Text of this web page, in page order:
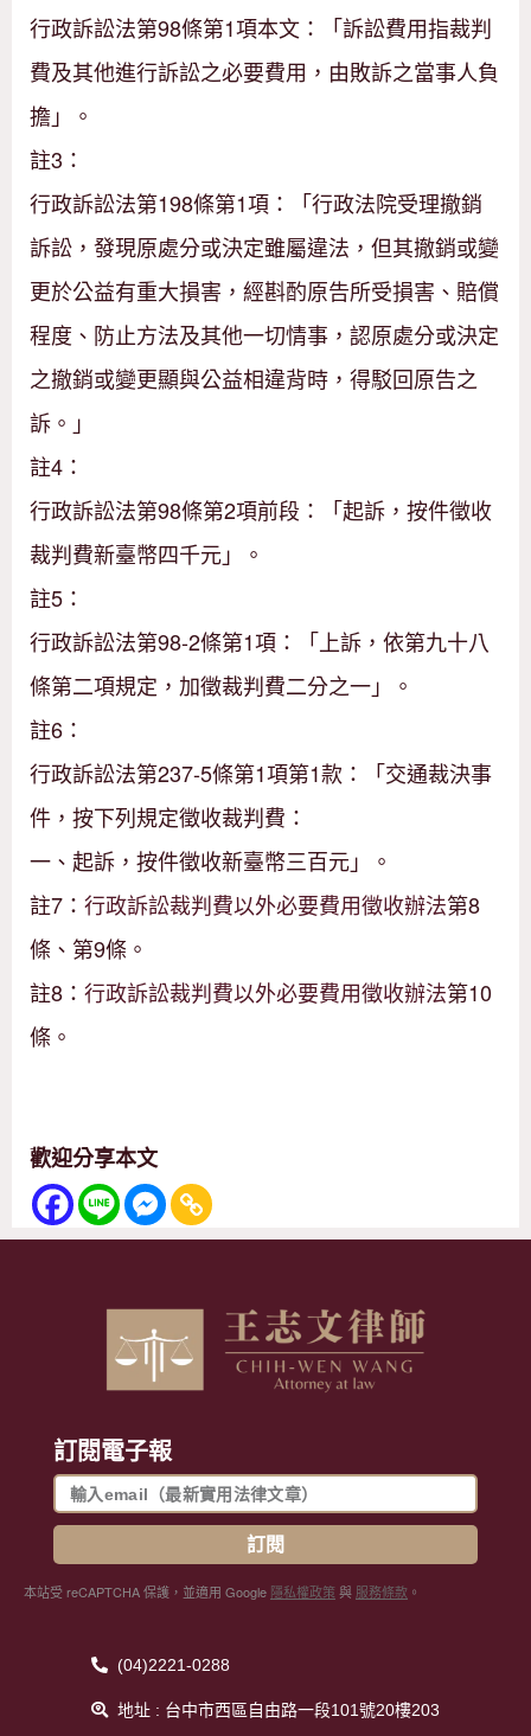
行政訴訟法第98條第1項本文：「訴訟費用指裁判
費及其他進行訴訟之必要費用，由敗訴之當事人負
擔」。
註3：
行政訴訟法第198條第1項：「行政法院受理撤銷
訴訟，發現原處分或決定雖屬違法，但其撤銷或變
更於公益有重大損害，經斟酌原告所受損害、賠償
程度、防止方法及其他一切情事，認原處分或決定
之撤銷或變更顯與公益相違背時，得駁回原告之
訴。」
註4：
行政訴訟法第98條第2項前段：「起訴，按件徵收
裁判費新臺幣四千元」。
註5：
行政訴訟法第98-2條第1項：「上訴，依第九十八
條第二項規定，加徵裁判費二分之一」。
註6：
行政訴訟法第237-5條第1項第1款：「交通裁決事
件，按下列規定徵收裁判費：
一、起訴，按件徵收新臺幣三百元」。
註7： 行政訴訟裁判費以外必要費用徵收辦法第8
條、第9條。
註8： 行政訴訟裁判費以外必要費用徵收辦法第10
條。
歡迎分享本文
訂閱電子報
訂閱
本站受 reCAPTCHA 保護，並適用 Google 隱私權政策與服務條款 。
(04)2221-0288
地址 : 台中市西區自由路一段101號20樓203